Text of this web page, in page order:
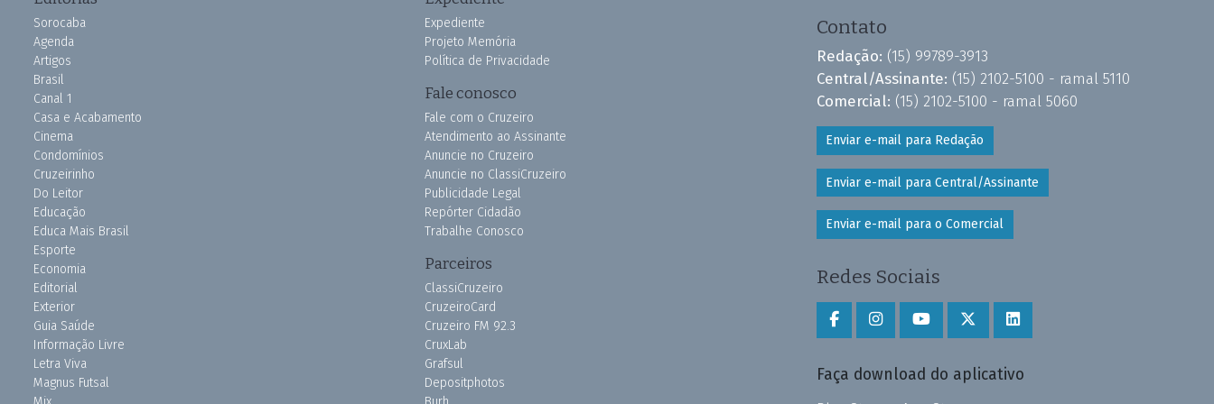
Sorocaba
Agenda
Artigos
Brasil
Canal 1
Casa e Acabamento
Cinema
Condomínios
Cruzeirinho
Do Leitor
Educação
Educa Mais Brasil
Esporte
Economia
Editorial
Exterior
Guia Saúde
Informação Livre
Letra Viva
Magnus Futsal
Expediente
Projeto Memória
Política de Privacidade
Fale conosco
Fale com o Cruzeiro
Atendimento ao Assinante
Anuncie no Cruzeiro
Anuncie no ClassiCruzeiro
Publicidade Legal
Repórter Cidadão
Trabalhe Conosco
Parceiros
ClassiCruzeiro
CruzeiroCard
Cruzeiro FM 92.3
CruxLab
Grafsul
Depositphotos
Contato
Redação: (15) 99789-3913
Central/Assinante: (15) 2102-5100 - ramal 5110
Comercial: (15) 2102-5100 - ramal 5060
Enviar e-mail para Redação
Enviar e-mail para Central/Assinante
Enviar e-mail para o Comercial
Redes Sociais
Faça download do aplicativo